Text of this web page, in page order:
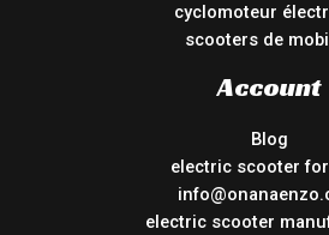
cyclomoteur
scooters de
Account
Blog
electric scooter
electric scooter